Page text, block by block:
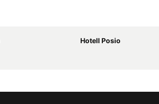
Hotell Posio